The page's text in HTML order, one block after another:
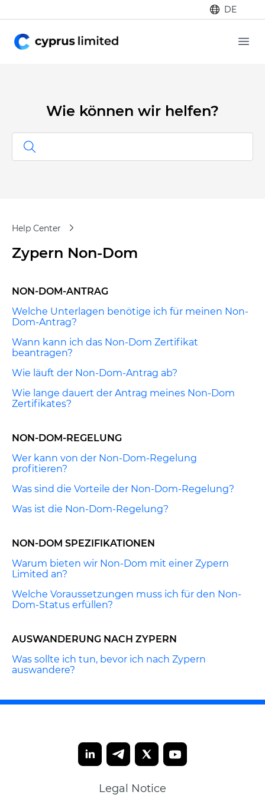
DE
Wie können wir helfen?
Help Center
Zypern Non-Dom
NON-DOM-ANTRAG
Welche Unterlagen benötige ich für meinen Non-
Dom-Antrag?
Wann kann ich das Non-Dom Zertifikat
beantragen?
Wie läuft der Non-Dom-Antrag ab?
Wie lange dauert der Antrag meines Non-Dom
Zertifikates?
NON-DOM-REGELUNG
Wer kann von der Non-Dom-Regelung
profitieren?
Was sind die Vorteile der Non-Dom-Regelung?
Was ist die Non-Dom-Regelung?
NON-DOM SPEZIFIKATIONEN
Warum bieten wir Non-Dom mit einer Zypern
Limited an?
Welche Voraussetzungen muss ich für den Non-
Dom-Status erfüllen?
AUSWANDERUNG NACH ZYPERN
Was sollte ich tun, bevor ich nach Zypern
auswandere?
Legal Notice